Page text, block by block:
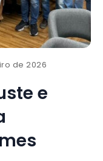
de 2026
e